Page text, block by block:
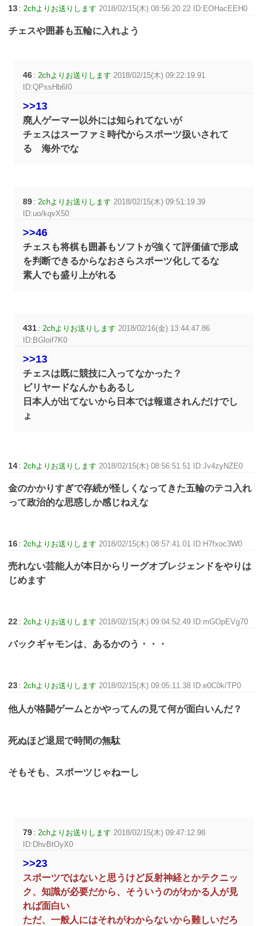
13 :2chよりお送りします 2018/02/15(木) 08:56:20.22 ID:EOHacEEH0
チェスや囲碁も五輪に入れよう
46 :2chよりお送りします 2018/02/15(木) 09:22:19.91
ID:QPssHb6I0
>>13
廃人ゲーマー以外には知られてないが
チェスはスーファミ時代からスポーツ扱いされて
る 海外でな
89 :2chよりお送りします 2018/02/15(木) 09:51:19.39
ID:uo/kqvX50
>>46
チェスも将棋も囲碁もソフトが強くて評価値で形成
を判断できるからなおさらスポーツ化してるな
素人でも盛り上がれる
431 :2chよりお送りします 2018/02/16(金) 13:44:47.86
ID:BGloif7K0
>>13
チェスは既に競技に入ってなかった？
ビリヤードなんかもあるし
日本人が出てないから日本では報道されんだけでし
ょ
14 :2chよりお送りします 2018/02/15(木) 08:56:51.51 ID:Jv4zyNZE0
金のかかりすぎで存続が怪しくなってきた五輪のテコ入れ
って政治的な思惑しか感じねえな
16 :2chよりお送りします 2018/02/15(木) 08:57:41.01 ID:H7fxoc3W0
売れない芸能人が本日からリーグオブレジェンドをやりは
じめます
22 :2chよりお送りします 2018/02/15(木) 09:04:52.49 ID:mGOpEVg70
バックギャモンは、あるかのう・・・
23 :2chよりお送りします 2018/02/15(木) 09:05:11.38 ID:e0C0k/TP0
他人が格闘ゲームとかやってんの見て何が面白いんだ？
死ぬほど退屈で時間の無駄
そもそも、スポーツじゃねーし
79 :2chよりお送りします 2018/02/15(木) 09:47:12.98
ID:DhvBtOyX0
>>23
スポーツではないと思うけど反射神経とかテクニッ
ク、知識が必要だから、そういうのがわかる人が見
れば面白い
ただ、一般人にはそれがわからないから難しいだろ